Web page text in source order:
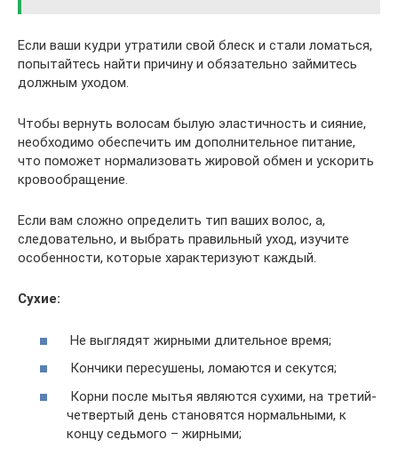
Если ваши кудри утратили свой блеск и стали ломаться,
попытайтесь найти причину и обязательно займитесь
должным уходом.
Чтобы вернуть волосам былую эластичность и сияние,
необходимо обеспечить им дополнительное питание,
что поможет нормализовать жировой обмен и ускорить
кровообращение.
Если вам сложно определить тип ваших волос, а,
следовательно, и выбрать правильный уход, изучите
особенности, которые характеризуют каждый.
Сухие:
Не выглядят жирными длительное время;
Кончики пересушены, ломаются и секутся;
Корни после мытья являются сухими, на третий-
четвертый день становятся нормальными, к
концу седьмого – жирными;